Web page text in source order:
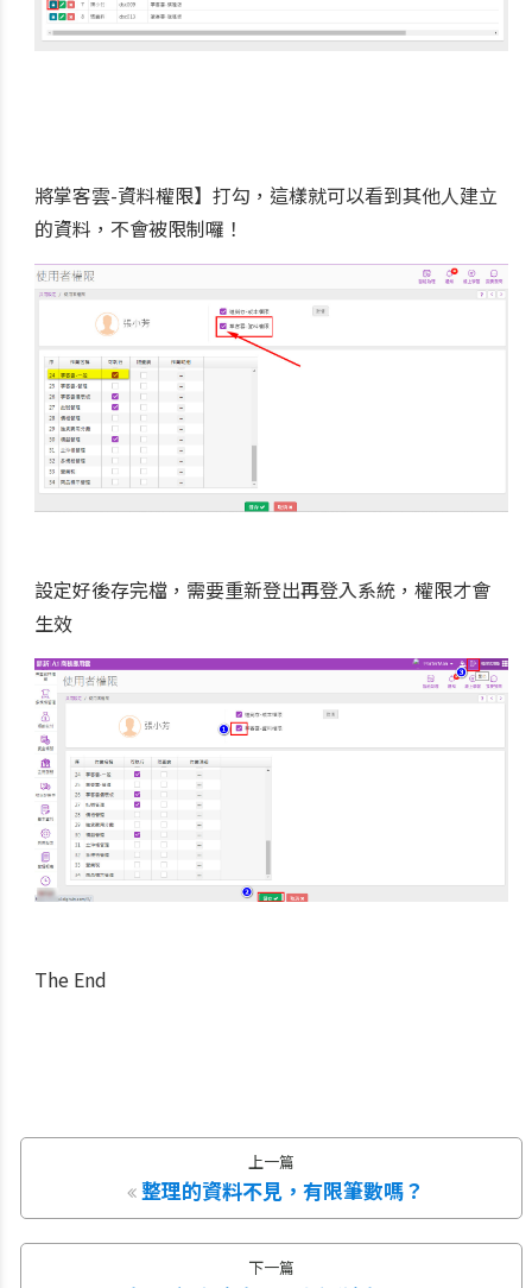
將掌客雲-資料權限】打勾，這樣就可以看到其他人建立
的資料，不會被限制囉！
設定好後存完檔，需要重新登出再登入系統，權限才會
生效
The End
上一篇
整理的資料不見，有限筆數嗎？
下一篇